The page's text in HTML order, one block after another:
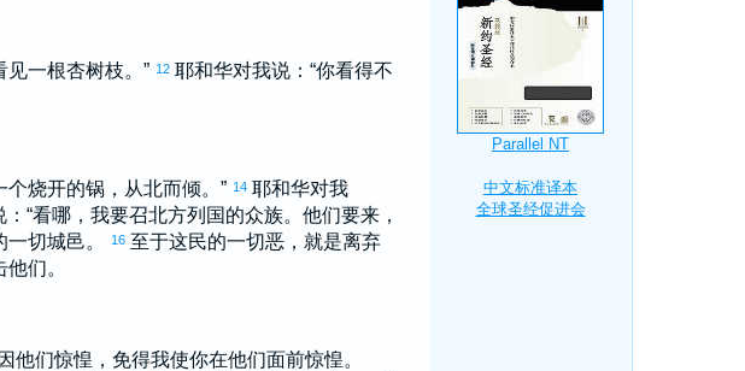
见一根杏树枝。” 12 耶和华对我说：“你看得不
个烧开的锅，从北而倾。” 14 耶和华对我
：“看哪，我要召北方列国的众族。他们要来，
一切城邑。 16 至于这民的一切恶，就是离弃
们。
们惊惶，免得我使你在他们面前惊惶。